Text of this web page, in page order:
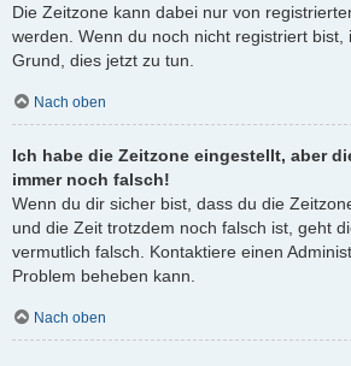
Die Zeitzone kann dabei nur von
werden. Wenn du noch nicht registriert bist,
Grund, dies jetzt zu tun.
Nach oben
Ich habe die Zeitzone eingestellt, aber
immer noch falsch!
Wenn du dir sicher bist, dass du die
und die Zeit trotzdem noch falsch ist, geht
vermutlich falsch. Kontaktiere einen
Problem beheben kann.
Nach oben